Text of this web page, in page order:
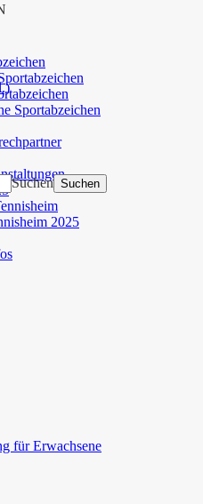
Sportabzeichen
2025
für Erwachsene
Suchen